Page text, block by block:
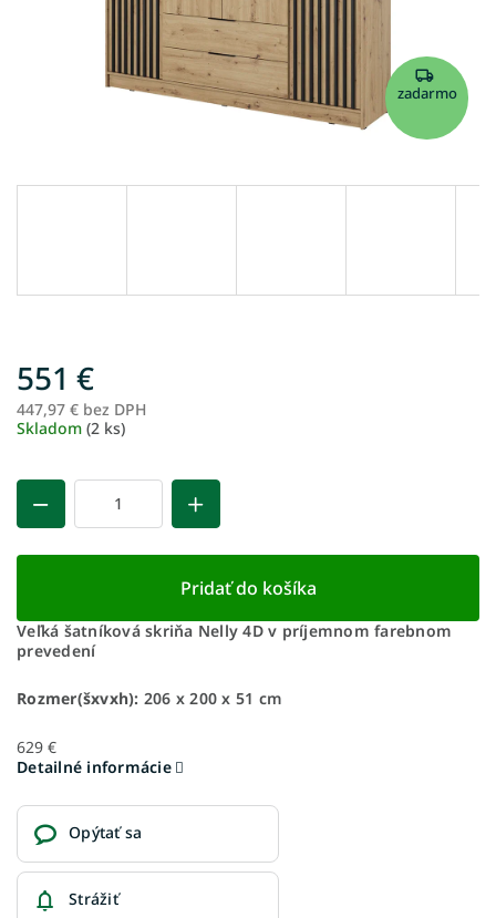
zadarmo
551 €
447,97 € bez DPH
Skladom (2 ks)
Pridať do košíka
Veľká šatníková skriňa Nelly 4D v príjemnom farebnom
prevedení
Rozmer(šxvxh): 206 x 200 x 51 cm
629 €
Detailné informácie
Opýtať sa
Strážiť